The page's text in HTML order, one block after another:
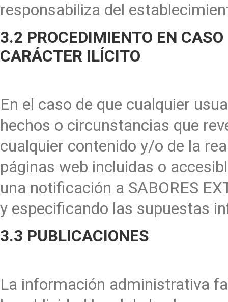
responsabiliza del
3.2 PROCEDIMIENTO EN
CARÁCTER ILÍCITO
En el caso de que cualquier
hechos o circunstancias que
cualquier contenido y/o de la
páginas web incluidas o
una notificación a SABORES
y especificando las supuestas
3.3 PUBLICACIONES
La información administrativa